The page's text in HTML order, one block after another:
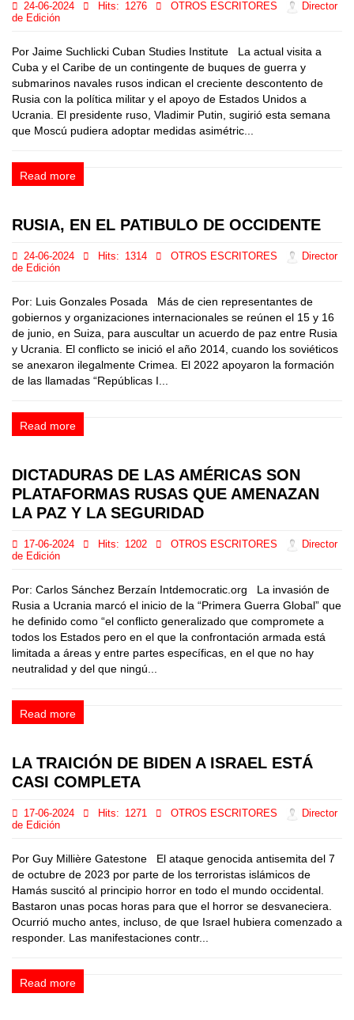
24-06-2024 Hits: 1276 OTROS ESCRITORES
Director
de Edición
Por Jaime Suchlicki Cuban Studies Institute La actual visita a
Cuba y el Caribe de un contingente de buques de guerra y
submarinos navales rusos indican el creciente descontento de
Rusia con la política militar y el apoyo de Estados Unidos a
Ucrania. El presidente ruso, Vladimir Putin, sugirió esta semana
que Moscú pudiera adoptar medidas asimétric...
Read more
RUSIA, EN EL PATIBULO DE OCCIDENTE
24-06-2024 Hits: 1314 OTROS ESCRITORES
Director
de Edición
Por: Luis Gonzales Posada Más de cien representantes de
gobiernos y organizaciones internacionales se reúnen el 15 y 16
de junio, en Suiza, para auscultar un acuerdo de paz entre Rusia
y Ucrania. El conflicto se inició el año 2014, cuando los soviéticos
se anexaron ilegalmente Crimea. El 2022 apoyaron la formación
de las llamadas “Repúblicas I...
Read more
DICTADURAS DE LAS AMÉRICAS SON
PLATAFORMAS RUSAS QUE AMENAZAN
LA PAZ Y LA SEGURIDAD
17-06-2024 Hits: 1202 OTROS ESCRITORES
Director
de Edición
Por: Carlos Sánchez Berzaín Intdemocratic.org La invasión de
Rusia a Ucrania marcó el inicio de la “Primera Guerra Global” que
he definido como “el conflicto generalizado que compromete a
todos los Estados pero en el que la confrontación armada está
limitada a áreas y entre partes específicas, en el que no hay
neutralidad y del que ningú...
Read more
LA TRAICIÓN DE BIDEN A ISRAEL ESTÁ
CASI COMPLETA
17-06-2024 Hits: 1271 OTROS ESCRITORES
Director
de Edición
Por Guy Millière Gatestone El ataque genocida antisemita del 7
de octubre de 2023 por parte de los terroristas islámicos de
Hamás suscitó al principio horror en todo el mundo occidental.
Bastaron unas pocas horas para que el horror se desvaneciera.
Ocurrió mucho antes, incluso, de que Israel hubiera comenzado a
responder. Las manifestaciones contr...
Read more